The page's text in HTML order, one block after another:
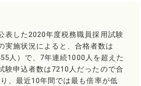
表した2020年度税務職員採用試験
実施状況によると、合格者数は
人）で、7年連続1000人を超えた
験申込者数は7210人だったので合
、最近10年間では最も倍率が低